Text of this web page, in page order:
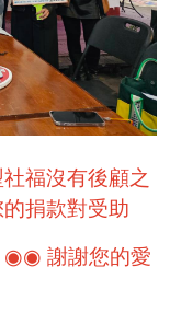
福沒有後顧之
捐款對受助
◉◉ 謝謝您的愛